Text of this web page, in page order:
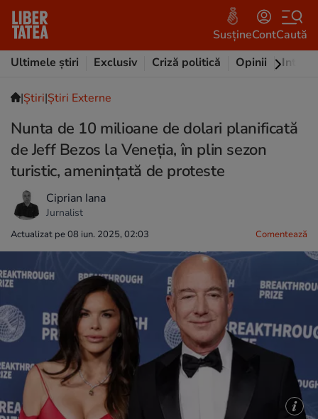
SusțineContCaută
Ultimele știri
Exclusiv Criză politică Opinii
|Ştiri|Știri Externe
Nunta de 10 milioane de dolari planificată
de Jeff Bezos la Veneția, în plin sezon
turistic, amenințată de proteste
Ciprian Iana
Jurnalist
Actualizat pe 08 iun. 2025, 02:03 Comentează